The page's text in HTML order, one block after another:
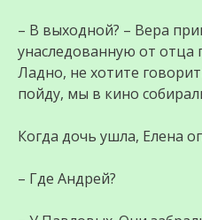
– В выходной? – Вера
унаследованную от отца
Ладно, не хотите
пойду, мы в кино
Когда дочь ушла, Елена
– Где Андрей?